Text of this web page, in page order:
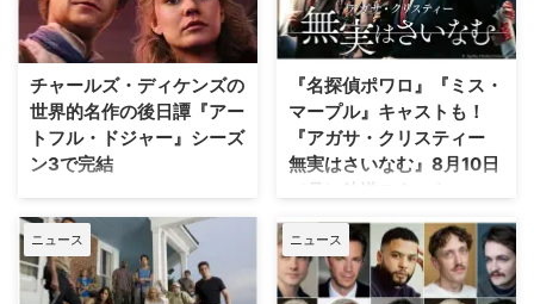
えている。 『ダイ・ハード』
×『ER』！？医療アクションドラ
マ 『Trauma』は、テロリストが
ロンドンの病院を占拠し、手術中
の首相を人質に取るところからス
タート。元英国海兵隊の衛生兵
で、現在は救急外来の医師である
り残されたすべての人々を救うた
め、病院内を徐々に制圧してい
く。力関係は次第に逆転 …
自身の悲劇がドラマ化されること
を放送直前まで知らされない実在
の被害者たちが、「極めて不快な
サプライズ」に晒され続けている
というのだ。 実話事件を無断で
ドラマ化？ 1990年にNBCの旗艦
番組『LAW & ORDER』の脚本家
ORDER クリミナル・インテン
ト』 …
チャールズ・ディケンズの
世界的名作の後日譚『アー
トフル・ドジャー』シーズ
ン3で完結
Disney+（ディズニープラス）で
最も視聴されたオーストラリア発
のオリジナル作品『アートフル・
ドジャー』が、シーズン3へ更新
されることが決定した。なお、同
『名探偵ポワロ』『ミス・
マープル』キャストも！
『アガサ・クリスティー
無実はさいなむ』8月10日
（月）放送スタート
“ミステリーの女王”ことアガサ・
クリスティーによる小説をもとに
した『アガサ・クリスティー 無
実はさいなむ』が、NHK BSプレ
ニュース ニュース